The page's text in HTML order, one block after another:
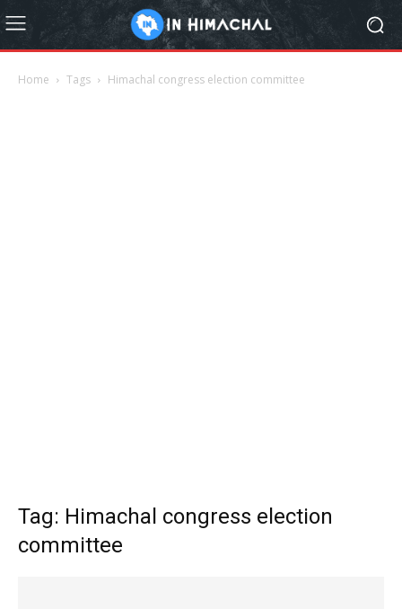
Home Tags Himachal congress election committee
Tag: Himachal congress election
committee